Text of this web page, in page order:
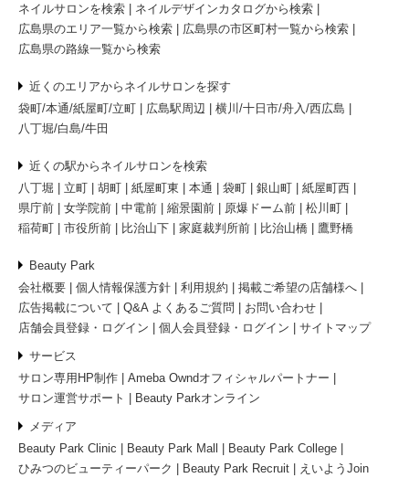
ネイルサロンを検索
ネイルデザインカタログから検索
広島県のエリア一覧から検索
広島県の市区町村一覧から検索
広島県の路線一覧から検索
近くのエリアからネイルサロンを探す
袋町/本通/紙屋町/立町
広島駅周辺
横川/十日市/舟入/西広島
八丁堀/白島/牛田
近くの駅からネイルサロンを検索
八丁堀
立町 胡町 紙屋町東 本通 袋町 銀山町
紙屋町西
県庁前
女学院前 中電前 縮景園前 原爆ドーム前
松川町
稲荷町
市役所前 比治山下 家庭裁判所前 比治山橋 鷹野橋
Beauty Park
会社概要
個人情報保護方針 利用規約
掲載ご希望の店舗様へ
広告掲載について
Q&A よくあるご質問
お問い合わせ
店舗会員登録・ログイン
個人会員登録・ログイン サイトマップ
サービス
サロン専用HP制作
Ameba Owndオフィシャルパートナー
サロン運営サポート
Beauty Parkオンライン
メディア
Beauty Park Clinic
Beauty Park Mall
Beauty Park College
ひみつのビューティーパーク
Beauty Park Recruit えいようJoin